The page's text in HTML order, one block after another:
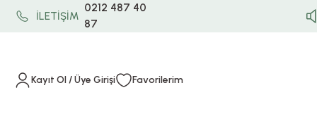
İLETİŞİM
0212 487 40
87
Kayıt Ol / Üye Girişi Favorilerim